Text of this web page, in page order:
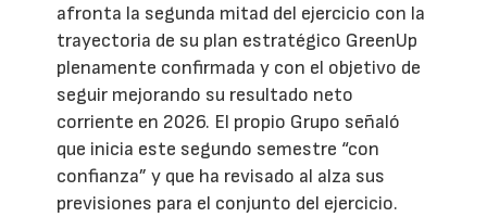
afronta la segunda mitad del ejercicio con la
trayectoria de su plan estratégico GreenUp
plenamente confirmada y con el objetivo de
seguir mejorando su resultado neto
corriente en 2026. El propio Grupo señaló
que inicia este segundo semestre “con
confianza” y que ha revisado al alza sus
previsiones para el conjunto del ejercicio.